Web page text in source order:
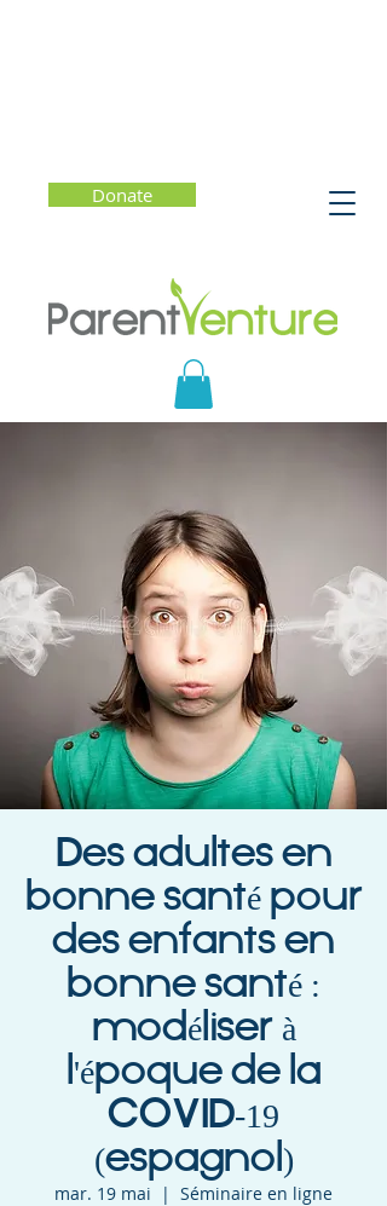
Donate
Des adultes en
bonne santé pour
des enfants en
bonne santé :
modéliser à
l'époque de la
COVID-19
(espagnol)
mar. 19 mai
  |
Séminaire en ligne